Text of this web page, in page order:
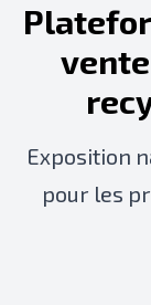
Exposition
pour les